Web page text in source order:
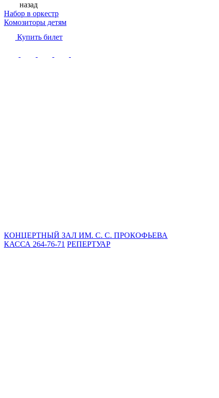
назад
Набор в оркестр
Комозиторы детям
Купить билет
КОНЦЕРТНЫЙ ЗАЛ ИМ. С. С. ПРОКОФЬЕВА
КАССА 264-76-71 РЕПЕРТУАР